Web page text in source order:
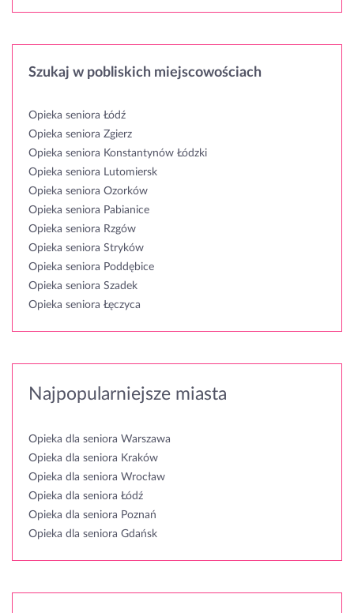
Szukaj w pobliskich miejscowościach
Opieka seniora Łódź
Opieka seniora Zgierz
Opieka seniora Konstantynów Łódzki
Opieka seniora Lutomiersk
Opieka seniora Ozorków
Opieka seniora Pabianice
Opieka seniora Rzgów
Opieka seniora Stryków
Opieka seniora Poddębice
Opieka seniora Szadek
Opieka seniora Łęczyca
Najpopularniejsze miasta
Opieka dla seniora Warszawa
Opieka dla seniora Kraków
Opieka dla seniora Wrocław
Opieka dla seniora Łódź
Opieka dla seniora Poznań
Opieka dla seniora Gdańsk